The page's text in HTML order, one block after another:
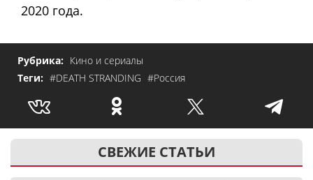
2020 года.
Рубрика: Кино и сериалы
Теги: #DEATH STRANDING #Россия
СВЕЖИЕ СТАТЬИ